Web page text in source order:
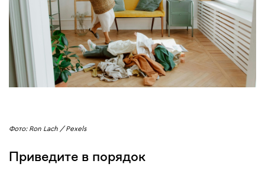
Фото: Ron Lach / Pexels
Приведите в порядок